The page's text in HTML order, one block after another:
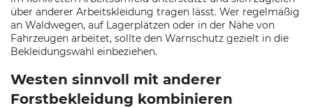
über anderer Arbeitskleidung tragen lässt. Wer regelmäßig
an Waldwegen, auf Lagerplätzen oder in der Nähe von
Fahrzeugen arbeitet, sollte den Warnschutz gezielt in die
Bekleidungswahl einbeziehen.
Westen sinnvoll mit anderer
Forstbekleidung kombinieren